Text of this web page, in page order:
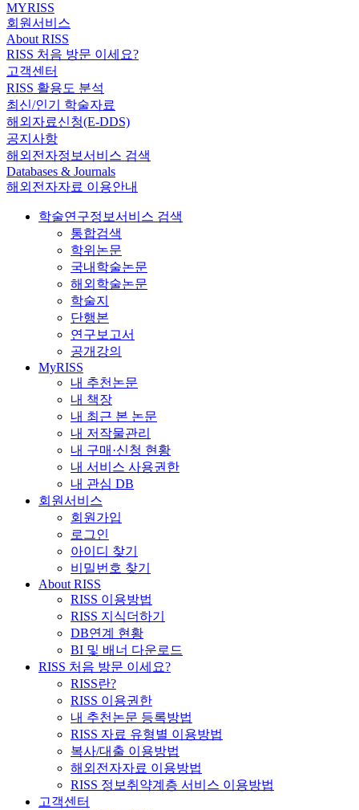
MYRISS
회원서비스
About RISS
RISS 처음 방문 이세요?
고객센터
RISS 활용도 분석
최신/인기 학술자료
해외자료신청(E-DDS)
공지사항
해외전자정보서비스 검색
Databases & Journals
해외전자자료 이용안내
학술연구정보서비스 검색
통합검색
학위논문
국내학술논문
해외학술논문
학술지
단행본
연구보고서
공개강의
MyRISS
내 추천논문
내 책장
내 최근 본 논문
내 저작물관리
내 구매·신청 현황
내 서비스 사용권한
내 관심 DB
회원서비스
회원가입
로그인
아이디 찾기
비밀번호 찾기
About RISS
RISS 이용방법
RISS 지식더하기
DB연계 현황
BI 및 배너 다운로드
RISS 처음 방문 이세요?
RISS란?
RISS 이용권한
내 추천논문 등록방법
RISS 자료 유형별 이용방법
복사/대출 이용방법
해외전자자료 이용방법
RISS 정보취약계층 서비스 이용방법
고객센터